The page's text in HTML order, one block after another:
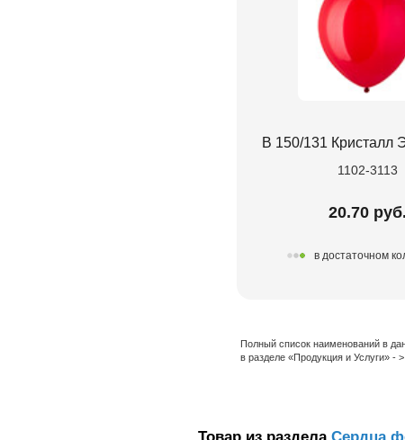
В 150/131 Кристалл
1102-3113
20.70 руб.
в достаточном
Полный список наименований в
в разделе «Продукция и Услуги»